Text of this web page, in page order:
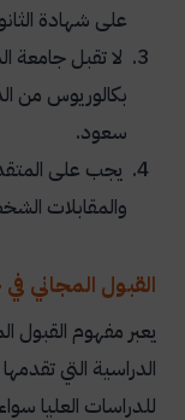
على شهادة
لا تقبل
بكالوريوس من
سعود.
يجب على
والمقابلات
القبول المجاني
يعبر مفهوم القبول
الدراسية التي
للدراسات العليا